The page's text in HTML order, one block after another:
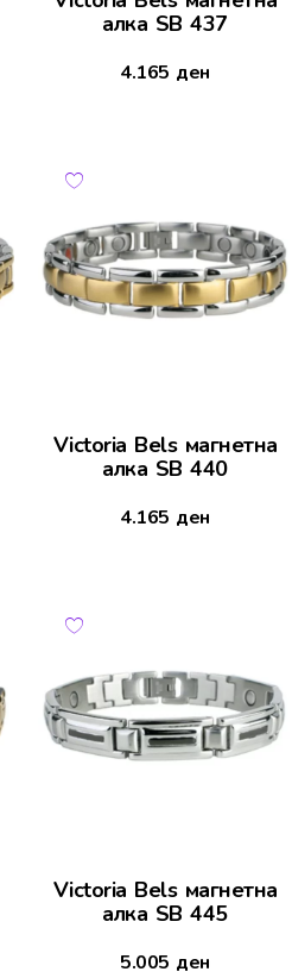
алка SB 437
4.165 ден
Victoria Bels магнетна
алка SB 440
4.165 ден
Victoria Bels магнетна
алка SB 445
5.005 ден